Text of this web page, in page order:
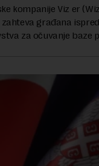
kompanije Viz er
zahteva građana
za očuvanje baze